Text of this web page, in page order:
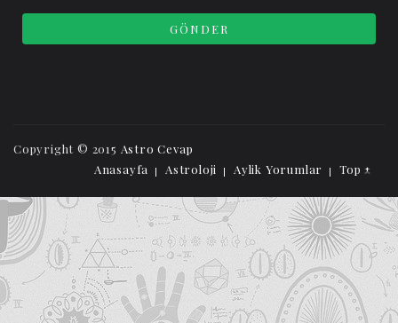
Copyright © 2015 Astro Cevap
Anasayfa
Astroloji Aylik Yorumlar Top ↑